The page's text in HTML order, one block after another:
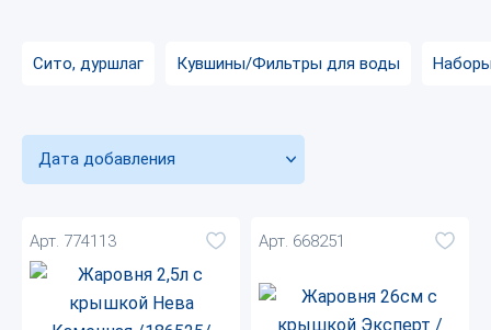
Сито, дуршлаг Кувшины/Фильтры для воды
Дата добавления
Арт. 774113 Арт. 668251